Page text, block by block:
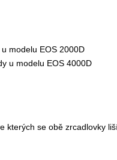
modelu EOS 2000D
u modelu EOS 4000D
kterých se obě zrcadlovky